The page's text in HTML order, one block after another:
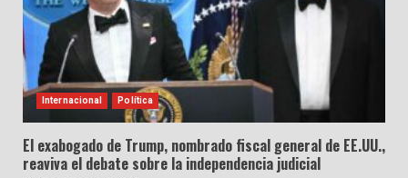
Internacional Política
El exabogado de Trump, nombrado fiscal general de EE.UU.,
reaviva el debate sobre la independencia judicial